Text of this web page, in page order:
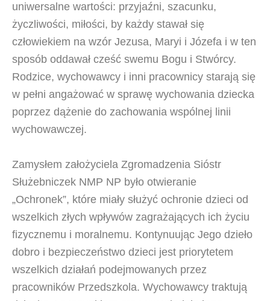
uniwersalne wartości: przyjaźni, szacunku,
życzliwości, miłości, by każdy stawał się
człowiekiem na wzór Jezusa, Maryi i Józefa i w ten
sposób oddawał cześć swemu Bogu i Stwórcy.
Rodzice, wychowawcy i inni pracownicy starają się
w pełni angażować w sprawę wychowania dziecka
poprzez dążenie do zachowania wspólnej linii
wychowawczej.
Zamysłem założyciela Zgromadzenia Sióstr
Służebniczek NMP NP było otwieranie
„Ochronek”, które miały służyć ochronie dzieci od
wszelkich złych wpływów zagrażających ich życiu
fizycznemu i moralnemu. Kontynuując Jego dzieło
dobro i bezpieczeństwo dzieci jest priorytetem
wszelkich działań podejmowanych przez
pracowników Przedszkola. Wychowawcy traktują